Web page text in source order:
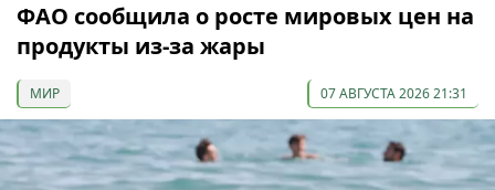
ФАО сообщила о росте мировых цен на
продукты из-за жары
МИР 07 АВГУСТА 2026 21:31